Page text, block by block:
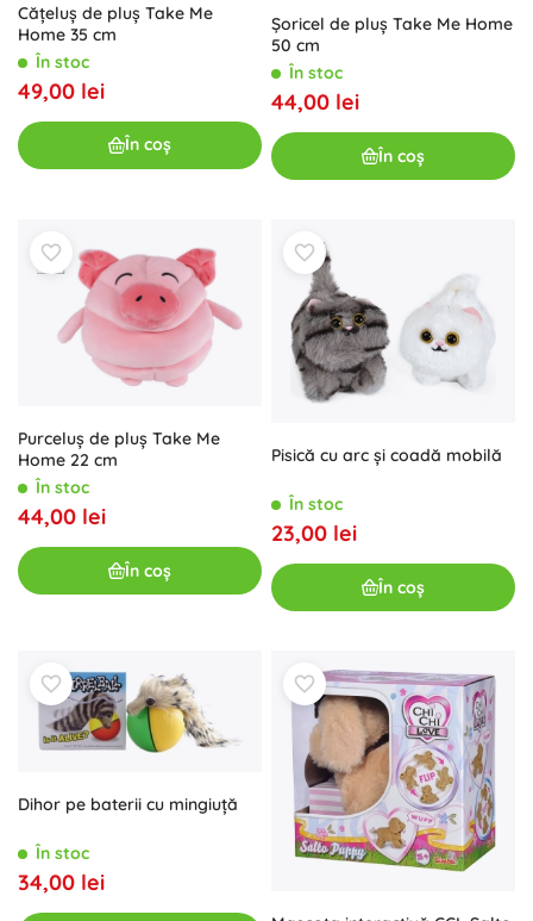
Căţeluş de pluș Take Me
Home 35 cm
În stoc
49,00 lei
În coș
Șoricel de pluș Take Me Home
50 cm
În stoc
44,00 lei
În coș
Purceluș de pluș Take Me
Home 22 cm
În stoc
44,00 lei
În coș
Pisică cu arc și coadă mobilă
În stoc
23,00 lei
În coș
Dihor pe baterii cu mingiuță
În stoc
34,00 lei